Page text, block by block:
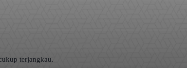
terjangkau.